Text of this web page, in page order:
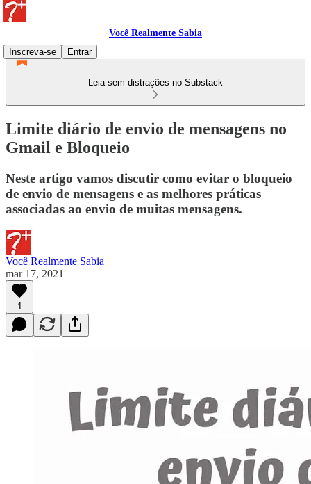
Você Realmente Sabia
Inscreva-se
Entrar
Leia sem distrações no Substack
Limite diário de envio de mensagens no
Gmail e Bloqueio
Neste artigo vamos discutir como evitar o bloqueio
de envio de mensagens e as melhores práticas
associadas ao envio de muitas mensagens.
Você Realmente Sabia
mar 17, 2021
1